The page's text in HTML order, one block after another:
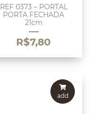
REF 0373 – PORTAL
PORTA FECHADA
21cm
R$7,80
add